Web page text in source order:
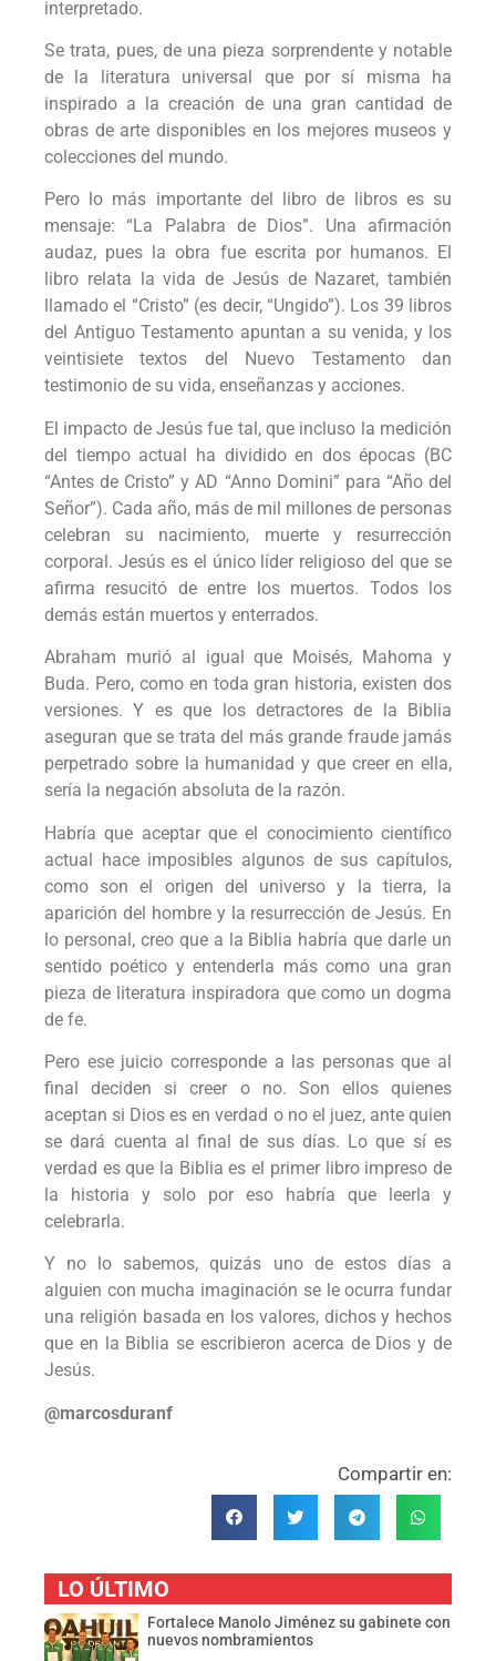
interpretado.
Se trata, pues, de una pieza sorprendente y notable
de la literatura universal que por sí misma ha
inspirado a la creación de una gran cantidad de
obras de arte disponibles en los mejores museos y
colecciones del mundo.
Pero lo más importante del libro de libros es su
mensaje: “La Palabra de Dios”. Una afirmación
audaz, pues la obra fue escrita por humanos. El
libro relata la vida de Jesús de Nazaret, también
llamado el “Cristo” (es decir, “Ungido”). Los 39 libros
del Antiguo Testamento apuntan a su venida, y los
veintisiete textos del Nuevo Testamento dan
testimonio de su vida, enseñanzas y acciones.
El impacto de Jesús fue tal, que incluso la medición
del tiempo actual ha dividido en dos épocas (BC
“Antes de Cristo” y AD “Anno Domini” para “Año del
Señor”). Cada año, más de mil millones de personas
celebran su nacimiento, muerte y resurrección
corporal. Jesús es el único líder religioso del que se
afirma resucitó de entre los muertos. Todos los
demás están muertos y enterrados.
Abraham murió al igual que Moisés, Mahoma y
Buda. Pero, como en toda gran historia, existen dos
versiones. Y es que los detractores de la Biblia
aseguran que se trata del más grande fraude jamás
perpetrado sobre la humanidad y que creer en ella,
sería la negación absoluta de la razón.
Habría que aceptar que el conocimiento científico
actual hace imposibles algunos de sus capítulos,
como son el origen del universo y la tierra, la
aparición del hombre y la resurrección de Jesús. En
lo personal, creo que a la Biblia habría que darle un
sentido poético y entenderla más como una gran
pieza de literatura inspiradora que como un dogma
de fe.
Pero ese juicio corresponde a las personas que al
final deciden si creer o no. Son ellos quienes
aceptan si Dios es en verdad o no el juez, ante quien
se dará cuenta al final de sus días. Lo que sí es
verdad es que la Biblia es el primer libro impreso de
la historia y solo por eso habría que leerla y
celebrarla.
Y no lo sabemos, quizás uno de estos días a
alguien con mucha imaginación se le ocurra fundar
una religión basada en los valores, dichos y hechos
que en la Biblia se escribieron acerca de Dios y de
Jesús.
@marcosduranf
Compartir en:
LO ÚLTIMO
Fortalece Manolo Jiménez su gabinete con
nuevos nombramientos